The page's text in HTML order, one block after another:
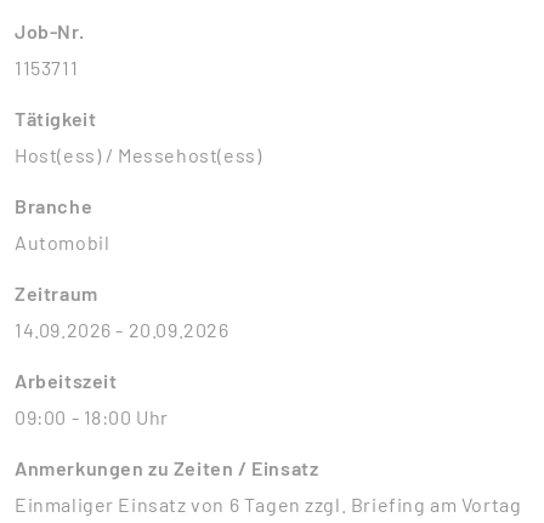
Job-Nr.
1153711
Tätigkeit
Host(ess) / Messehost(ess)
Branche
Automobil
Zeitraum
14.09.2026 - 20.09.2026
Arbeitszeit
09:00 - 18:00 Uhr
Anmerkungen zu Zeiten / Einsatz
Einmaliger Einsatz von 6 Tagen zzgl. Briefing am Vortag